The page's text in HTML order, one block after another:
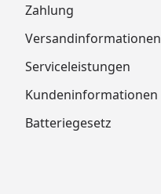
Zahlung
Versandinformationen
Serviceleistungen
Kundeninformationen
Batteriegesetz